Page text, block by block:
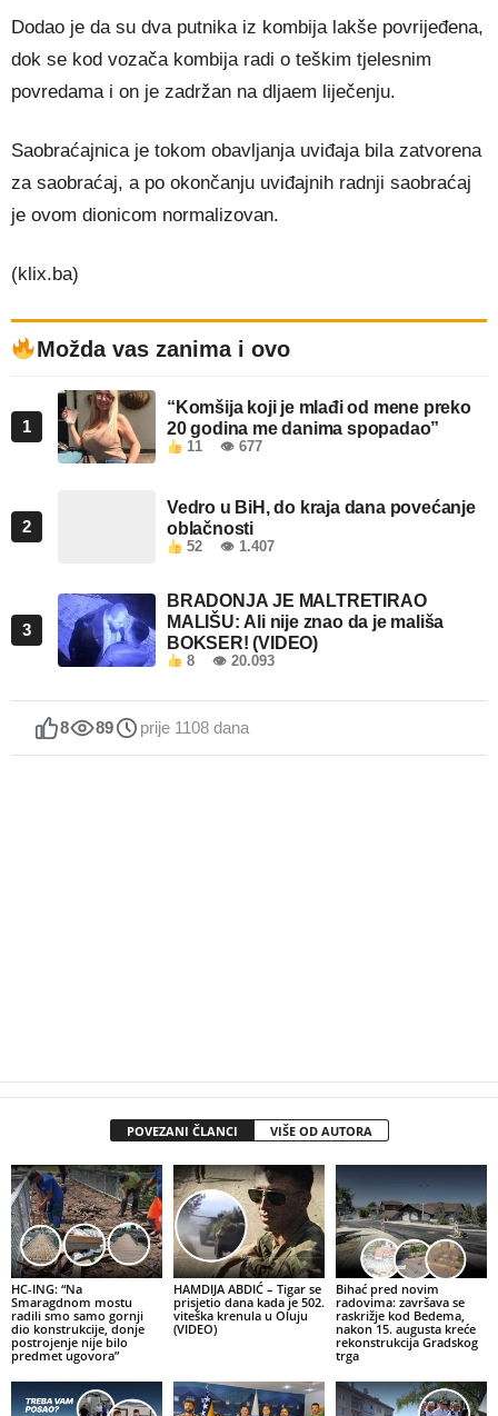
Dodao je da su dva putnika iz kombija lakše povrijeđena,
dok se kod vozača kombija radi o teškim tjelesnim
povredama i on je zadržan na dljaem liječenju.
Saobraćajnica je tokom obavljanja uviđaja bila zatvorena
za saobraćaj, a po okončanju uviđajnih radnji saobraćaj
je ovom dionicom normalizovan.
(klix.ba)
Možda vas zanima i ovo
1
“Komšija koji je mlađi od mene preko
20 godina me danima spopadao”
11 👁 677
2
Vedro u BiH, do kraja dana povećanje
oblačnosti
52 👁 1.407
3
BRADONJA JE MALTRETIRAO
MALIŠU: Ali nije znao da je mališa
BOKSER! (VIDEO)
8 👁 20.093
8 89 prije 1108 dana
POVEZANI ČLANCI VIŠE OD AUTORA
HC-ING: “Na
Smaragdnom mostu
radili smo samo gornji
dio konstrukcije, donje
postrojenje nije bilo
predmet ugovora”
HAMDIJA ABDIĆ – Tigar se
prisjetio dana kada je 502.
viteška krenula u Oluju
(VIDEO)
Bihać pred novim
radovima: završava se
raskrižje kod Bedema,
nakon 15. augusta kreće
rekonstrukcija Gradskog
trga